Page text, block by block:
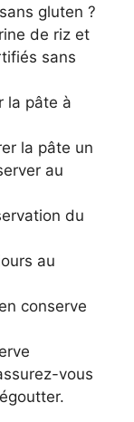
gluten ?
de riz et
sans
la pâte à
la pâte un
au
du
au
conserve
vous